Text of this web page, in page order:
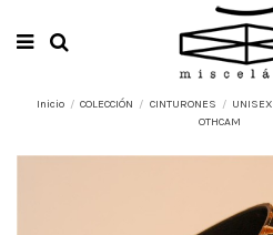
Inicio COLECCIÓN CINTURONES UNISEX
OTHCAM